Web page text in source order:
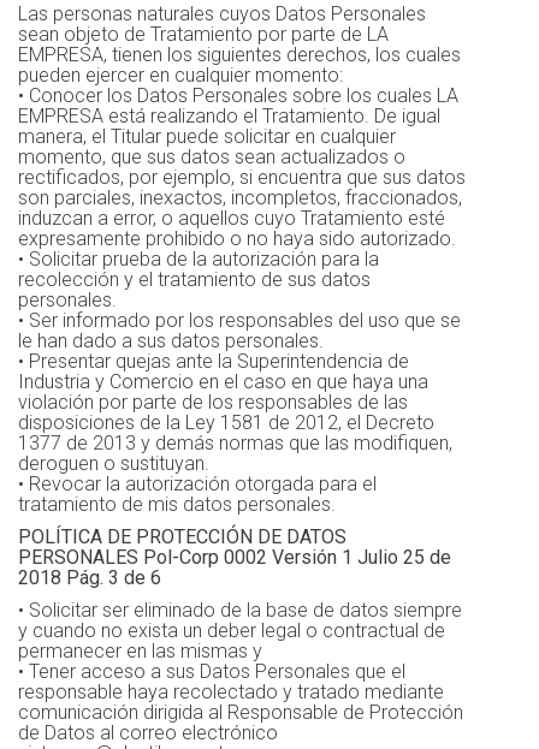
Las personas naturales cuyos Datos Personales
sean objeto de Tratamiento por parte de LA
EMPRESA, tienen los siguientes derechos, los cuales
pueden ejercer en cualquier momento:
• Conocer los Datos Personales sobre los cuales LA
EMPRESA está realizando el Tratamiento. De igual
manera, el Titular puede solicitar en cualquier
momento, que sus datos sean actualizados o
rectificados, por ejemplo, si encuentra que sus datos
son parciales, inexactos, incompletos, fraccionados,
induzcan a error, o aquellos cuyo Tratamiento esté
expresamente prohibido o no haya sido autorizado.
• Solicitar prueba de la autorización para la
recolección y el tratamiento de sus datos
personales.
• Ser informado por los responsables del uso que se
le han dado a sus datos personales.
• Presentar quejas ante la Superintendencia de
Industria y Comercio en el caso en que haya una
violación por parte de los responsables de las
disposiciones de la Ley 1581 de 2012, el Decreto
1377 de 2013 y demás normas que las modifiquen,
deroguen o sustituyan.
• Revocar la autorización otorgada para el
tratamiento de mis datos personales.
POLÍTICA DE PROTECCIÓN DE DATOS
PERSONALES Pol-Corp 0002 Versión 1 Julio 25 de
2018 Pág. 3 de 6
• Solicitar ser eliminado de la base de datos siempre
y cuando no exista un deber legal o contractual de
permanecer en las mismas y
• Tener acceso a sus Datos Personales que el
responsable haya recolectado y tratado mediante
comunicación dirigida al Responsable de Protección
de Datos al correo electrónico